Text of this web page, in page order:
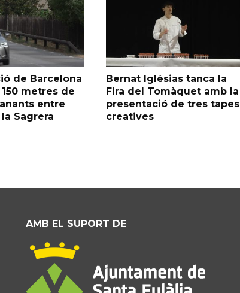
de Barcelona
metres de
entre
Sagrera
Bernat Iglésias tanca la
Fira del Tomàquet amb la
presentació de tres tapes
creatives
AMB EL SUPORT DE